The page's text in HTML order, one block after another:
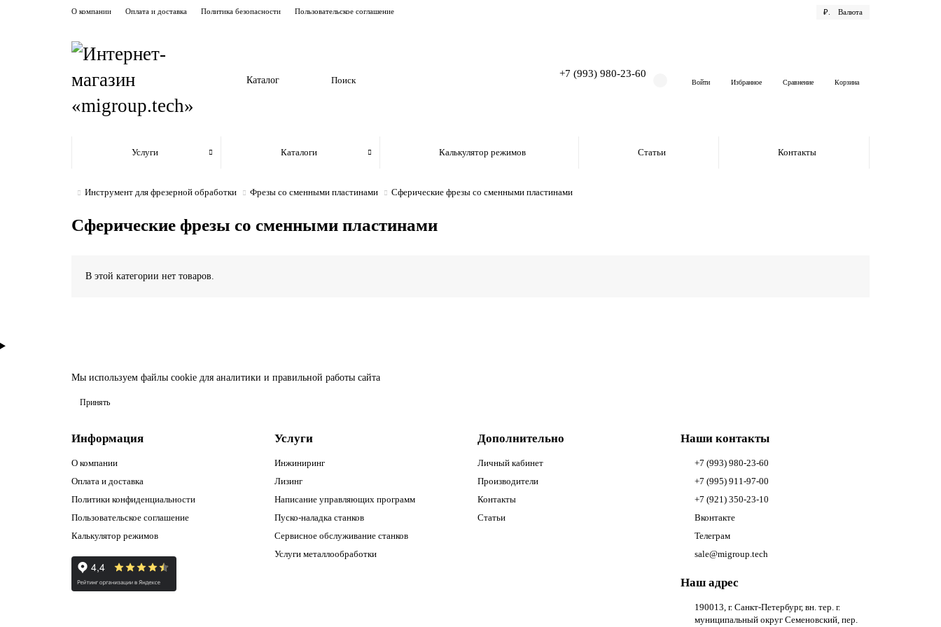
О компании Оплата и доставка Политика безопасности Пользовательское соглашение ₽. Валюта
Каталог
+7 (993) 980-23-60
Войти Избранное Сравнение Корзина
Услуги Каталоги Калькулятор режимов Статьи Контакты
Инструмент для фрезерной обработки Фрезы со сменными пластинами Сферические фрезы со сменными пластинами
Сферические фрезы со сменными пластинами
В этой категории нет товаров.
Мы используем файлы cookie для аналитики и правильной работы сайта
Принять
Информация
О компании
Оплата и доставка
Политики конфиденциальности
Пользовательское соглашение
Калькулятор режимов
Услуги
Инжиниринг
Лизинг
Написание управляющих программ
Пуско-наладка станков
Сервисное обслуживание станков
Услуги металлообработки
Дополнительно
Личный кабинет
Производители
Контакты
Статьи
Наши контакты
+7 (993) 980-23-60
+7 (995) 911-97-00
+7 (921) 350-23-10
Вконтакте
Телеграм
sale@migroup.tech
Наш адрес
190013, г. Санкт-Петербург, вн. тер. г.
муниципальный округ Семеновский, пер.